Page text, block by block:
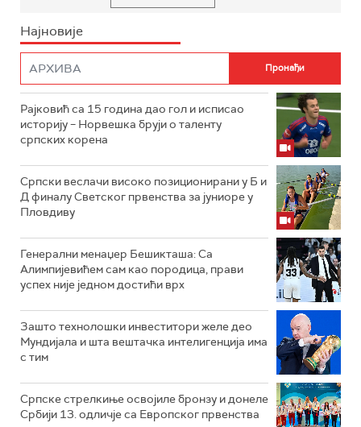
Најновије
Рајковић са 15 година дао гол и исписао
историју – Норвешка бруји о таленту
српских корена
Српски веслачи високо позиционирани у Б и
Д финалу Светског првенства за јуниоре у
Пловдиву
Генерални менаџер Бешикташа: Са
Алимпијевићем сам као породица, прави
успех није једном достићи врх
Зашто технолошки инвеститори желе део
Мундијала и шта вештачка интелигенција има
с тим
Српске стрелкиње освојиле бронзу и донеле
Србији 13. одличје са Европског првенства